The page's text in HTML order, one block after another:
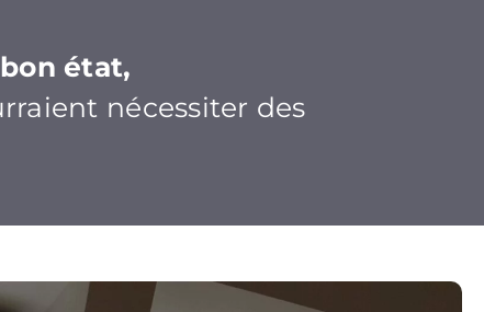
état,
nécessiter des